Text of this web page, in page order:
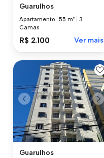
Guarulhos
Apartamento |55 m²
3
Camas
R$ 2.100 Ver mais
Guarulhos